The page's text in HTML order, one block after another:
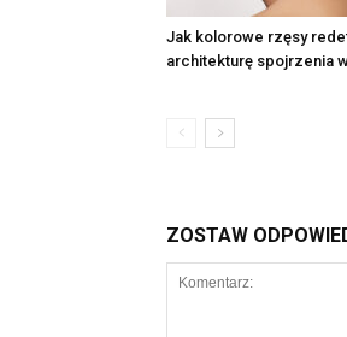
Jak kolorowe rzęsy
architekturę spojrzenia
ZOSTAW